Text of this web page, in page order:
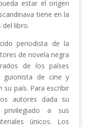
estar el origen
tiene en la
del libro.
periodista de la
de novela negra
de los países
guionista de cine y
su país. Para escribir
autores dada su
a sus
únicos. Los